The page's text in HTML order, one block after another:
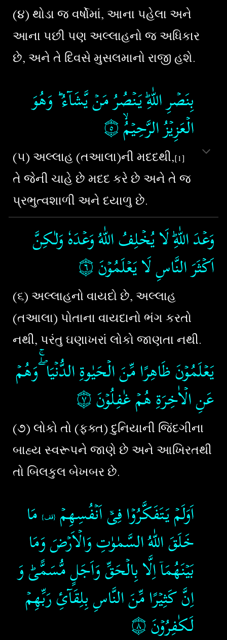
(૪) થોડા જ વર્ષોમાં, આના પહેલા અને
આના પછી પણ અલ્લાહનો જ અધિકાર
છે, અને તે દિવસે મુસલમાનો રાજી હશે.
بِنَصۡرِ اللّٰهِ​ؕ يَنۡصُرُ مَنۡ يَّشَآءُ ؕ وَهُوَ
الۡعَزِيۡزُ الرَّحِيۡمُۙ‏۝٥
(૫) અલ્લાહ (તઆલા)ની મદદથી,[1]
તે જેની ચાહે છે મદદ કરે છે અને તે જ
પ્રભુત્વશાળી અને દયાળુ છે.
وَعۡدَ اللّٰهِ​ؕ لَا يُخۡلِفُ اللّٰهُ وَعۡدَهٗ وَلٰـكِنَّ
اَكۡثَرَ النَّاسِ لَا يَعۡلَمُوۡنَ‏۝٦
(૬) અલ્લાહનો વાયદો છે, અલ્લાહ
(તઆલા) પોતાના વાયદાનો ભંગ કરતો
નથી, પરંતુ ઘણાખરાં લોકો જાણતા નથી.
يَعۡلَمُوۡنَ ظَاهِرًا مِّنَ الۡحَيٰوةِ الدُّنۡيَا ​ۖۚ وَهُمۡ
عَنِ الۡاٰخِرَةِ هُمۡ غٰفِلُوۡنَ‏۝٧
(૭) લોકો તો (ફક્ત) દુનિયાની જિંદગીના
બાહ્ય સ્વરૂપને જાણે છે અને આખિરતથી
તો બિલકુલ બેખબર છે.
اَوَلَمۡ يَتَفَكَّرُوۡا فِىۡۤ اَنۡفُسِهِمۡ {قف} مَا
خَلَقَ اللّٰهُ السَّمٰوٰتِ وَالۡاَرۡضَ وَمَا
بَيۡنَهُمَاۤ اِلَّا بِالۡحَقِّ وَاَجَلٍ مُّسَمًّى​ؕ وَ
اِنَّ كَثِيۡرًا مِّنَ النَّاسِ بِلِقَآئِ رَبِّهِمۡ
لَـكٰفِرُوۡنَ‏۝٨